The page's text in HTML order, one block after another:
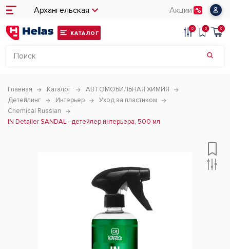
Архангельская Акции
КАТАЛОГ
0 0 0
Главная Каталог
АВТОМОБИЛЬНАЯ ХИМИЯ
Детейлинг
Интерьер
Уход за пластиком
Chemical Russian
IN Detailer SANDAL - детейлер интерьера, 500 мл